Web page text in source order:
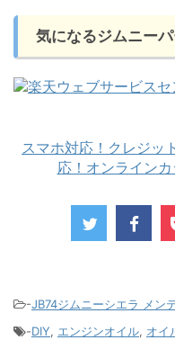
気になるジムニー
スマホ対応！クレジッ
応！オンライン
-JB74ジムニーシエラ メン
-DIY, エンジンオイル, オイ